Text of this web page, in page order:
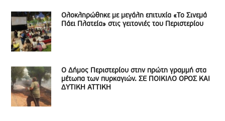
Ολοκληρώθηκε με μεγάλη επιτυχία «Το Σινεμά
Πάει Πλατεία» στις γειτονιές του Περιστερίου
Ο Δήμος Περιστερίου στην πρώτη γραμμή στα
μέτωπα των πυρκαγιών. ΣΕ ΠΟΙΚΙΛΟ ΟΡΟΣ ΚΑΙ
ΔΥΤΙΚΗ ΑΤΤΙΚΗ